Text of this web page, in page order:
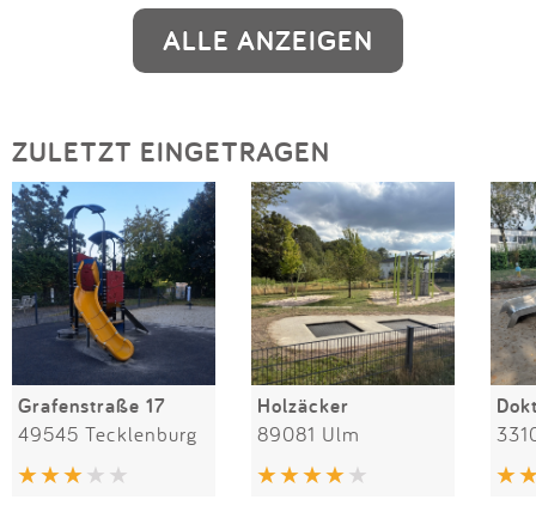
ALLE ANZEIGEN
ZULETZT EINGETRAGEN
Grafenstraße 17
49545 Tecklenburg
Holzäcker
89081 Ulm